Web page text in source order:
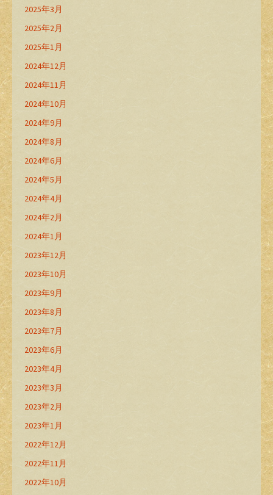
2025年3月
2025年2月
2025年1月
2024年12月
2024年11月
2024年10月
2024年9月
2024年8月
2024年6月
2024年5月
2024年4月
2024年2月
2024年1月
2023年12月
2023年10月
2023年9月
2023年8月
2023年7月
2023年6月
2023年4月
2023年3月
2023年2月
2023年1月
2022年12月
2022年11月
2022年10月